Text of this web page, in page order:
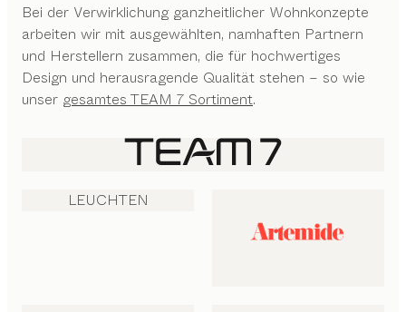
Bei der Verwirklichung ganzheitlicher Wohnkonzepte
arbeiten wir mit ausgewählten, namhaften Partnern
und Herstellern zusammen, die für hochwertiges
Design und herausragende Qualität stehen – so wie
unser gesamtes TEAM 7 Sortiment.
LEUCHTEN